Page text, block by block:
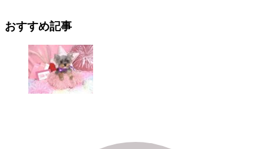
おすすめ記事